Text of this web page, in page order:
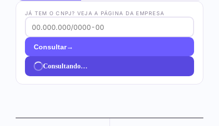
JÁ TEM O CNPJ? VEJA A PÁGINA DA EMPRESA
Consultar→
Consultando…